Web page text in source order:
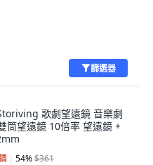
篩選器
歌劇望遠鏡 音樂劇
筒望遠鏡 10倍率 望遠鏡 +
54%$361